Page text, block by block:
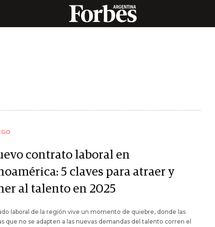
contrato laboral en
5 claves para atraer y
al talento en 2025
laboral de la región vive un momento de quiebre, donde las
que no se adapten a las nuevas demandas del talento corren el